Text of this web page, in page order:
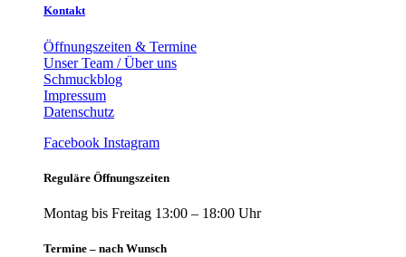
Kontakt
Öffnungszeiten & Termine
Unser Team / Über uns
Schmuckblog
Impressum
Datenschutz
Facebook Instagram
Reguläre Öffnungszeiten
Montag bis Freitag 13:00 – 18:00 Uhr
Termine – nach Wunsch